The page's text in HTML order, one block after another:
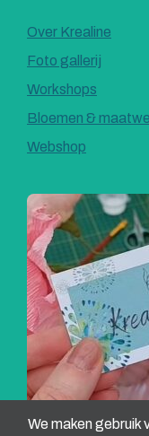
Over Krealine
Foto gallerij
Workshops
Bloemen &
Webshop
We maken gebruik